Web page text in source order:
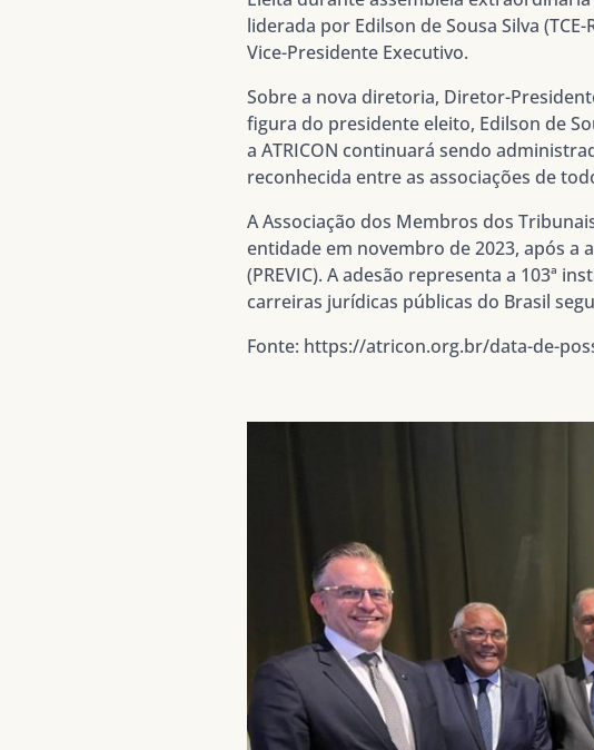
liderada por Edilson de Sousa Silva
Vice-Presidente Executivo.
Sobre a nova diretoria, Diretor-
figura do presidente eleito, Edilson de
a ATRICON continuará sendo
reconhecida entre as associações de
A Associação dos Membros dos
entidade em novembro de 2023, após a
(PREVIC). A adesão representa a 103ª
carreiras jurídicas públicas do Brasil
Fonte: https://atricon.org.br/data-de-